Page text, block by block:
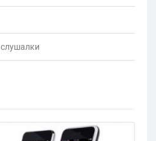
слушалки